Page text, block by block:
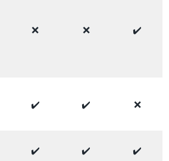
❌ ❌ ✔️
✔️ ✔️ ❌
✔️ ✔️ ✔️